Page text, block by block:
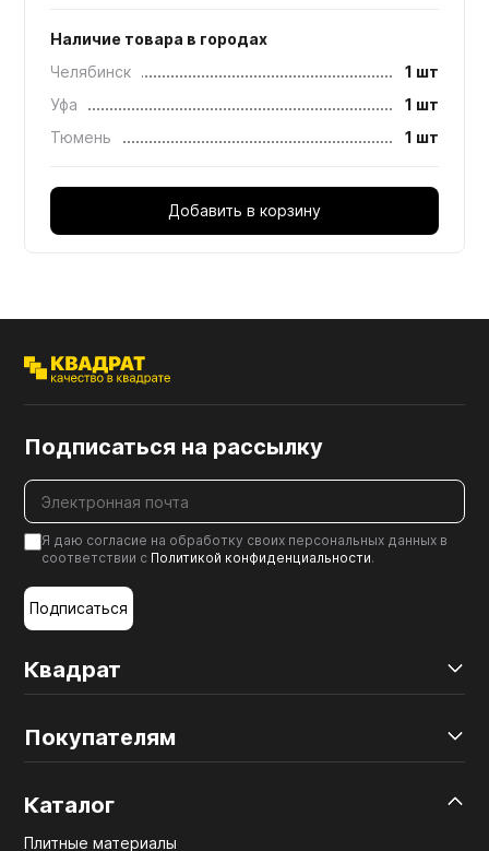
Наличие товара в городах
Челябинск
1 шт
Уфа
1 шт
Тюмень
1 шт
Добавить в корзину
Квадрат
Покупателям
Каталог
Плитные материалы
Подписаться на рассылку
Я даю согласие на обработку своих персональных данных в
соответствии с Политикой конфиденциальности.
Подписаться